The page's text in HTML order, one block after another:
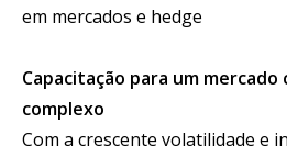
em mercados e hedge
Capacitação para um mercado
complexo
Com a crescente volatilidade e